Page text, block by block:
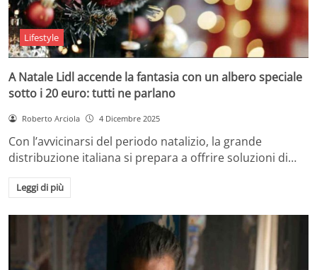
Lifestyle
A Natale Lidl accende la fantasia con un albero speciale
sotto i 20 euro: tutti ne parlano
Roberto Arciola 4 Dicembre 2025
Con l’avvicinarsi del periodo natalizio, la grande
distribuzione italiana si prepara a offrire soluzioni di…
Leggi di più